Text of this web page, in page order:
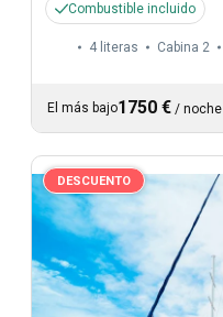
Combustible incluido
4 literas Cabina 2
El más bajo1750 € / noche
DESCUENTO